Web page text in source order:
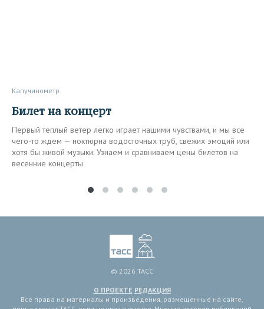
Капучинометр
Билет на концерт
Первый теплый ветер легко играет нашими чувствами, и мы все
чего-то ждем — ноктюрна водосточных труб, свежих эмоций или
хотя бы живой музыки. Узнаем и сравниваем цены билетов на
весенние концерты
© 2026 ТАСС
О ПРОЕКТЕ РЕДАКЦИЯ
Все права на материалы и произведения, размещенные на сайте,